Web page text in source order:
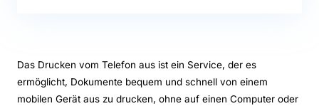
Das Drucken vom Telefon aus ist ein Service, der es
ermöglicht, Dokumente bequem und schnell von einem
mobilen Gerät aus zu drucken, ohne auf einen Computer oder